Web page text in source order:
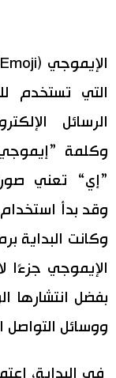
لايف ستايل
طوكيو
إعلان
التي تستخدم
الرسائل
وكلمة
”إي“ تعني
وقد بدأ استخدام
وكانت البداية
الإيموجي جزءًا
بفضل انتشارها
ووسائل التواصل
في البداية،